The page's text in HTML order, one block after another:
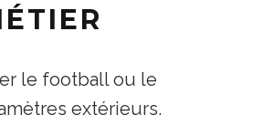
le football ou le
extérieurs.